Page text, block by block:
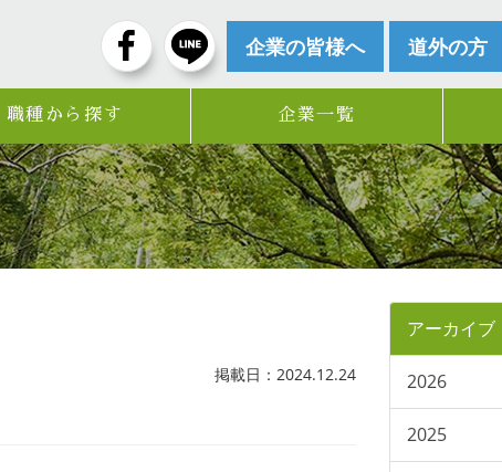
企業の皆様へ 道外の方
職種から探す 企業一覧
掲載日：2024.12.24
アーカイブ
2026
2025